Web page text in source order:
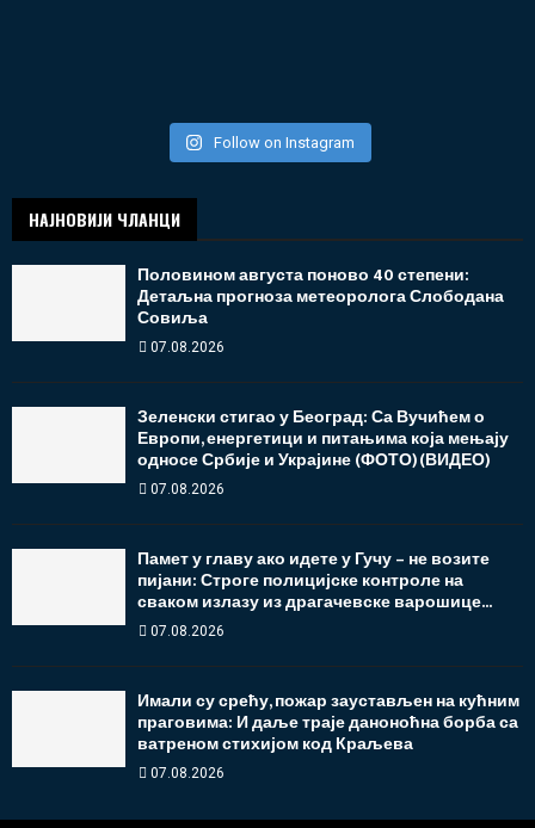
Follow on Instagram
НАЈНОВИЈИ ЧЛАНЦИ
Половином августа поново 40 степени:
Детаљна прогноза метеоролога Слободана
Совиља
07.08.2026
Зеленски стигао у Београд: Са Вучићем о
Европи, енергетици и питањима која мењају
односе Србије и Украјине (ФОТО)(ВИДЕО)
07.08.2026
Памет у главу ако идете у Гучу – не возите
пијани: Строге полицијске контроле на
сваком излазу из драгачевске варошице...
07.08.2026
Имали су срећу, пожар заустављен на кућним
праговима: И даље траје даноноћна борба са
ватреном стихијом код Краљева
07.08.2026